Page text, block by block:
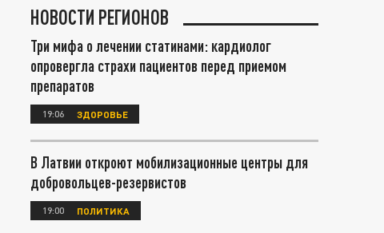
НОВОСТИ РЕГИОНОВ
Три мифа о лечении статинами: кардиолог
опровергла страхи пациентов перед приемом
препаратов
19:06 ЗДОРОВЬЕ
В Латвии откроют мобилизационные центры для
добровольцев-резервистов
19:00 ПОЛИТИКА